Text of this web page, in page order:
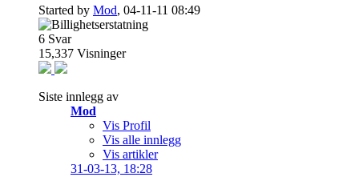
Started by Mod, 04-11-11 08:49
6 Svar
15,337 Visninger
Siste innlegg av
Mod
Vis Profil
Vis alle innlegg
Vis artikler
31-03-13, 18:28